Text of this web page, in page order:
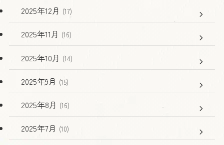
2025年12月 (17)
2025年11月 (16)
2025年10月 (14)
2025年9月 (15)
2025年8月 (16)
2025年7月 (10)